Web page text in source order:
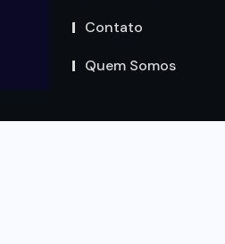
Contato
Quem Somos